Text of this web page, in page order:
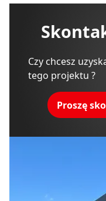
Czy chcesz
tego projektu ?
Proszę